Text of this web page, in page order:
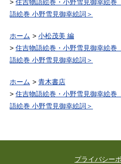
住吉物語絵巻・小野雪見御幸絵
語絵巻 小野雪見御幸絵詞＞
ホーム
小松茂美 編
住吉物語絵巻・小野雪見御幸絵
語絵巻 小野雪見御幸絵詞＞
ホーム
青木書店
住吉物語絵巻・小野雪見御幸絵
語絵巻 小野雪見御幸絵詞＞
プライバシー